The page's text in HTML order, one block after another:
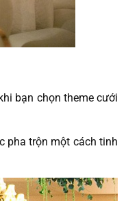
bạn chọn theme cưới
pha trộn một cách tinh